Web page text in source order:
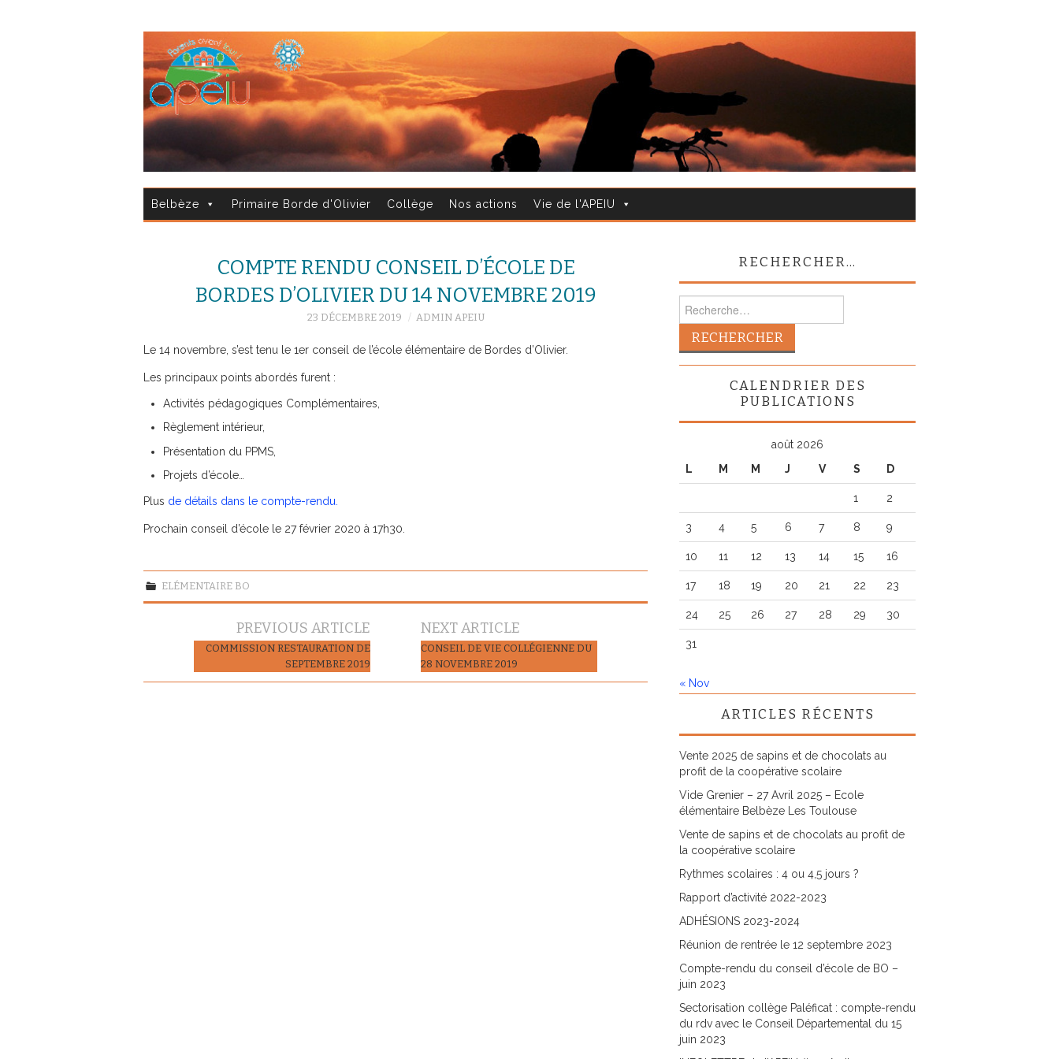
Belbèze Primaire Borde d'Olivier Collège Nos actions Vie de l'APEIU
COMPTE RENDU CONSEIL D’ÉCOLE DE
BORDES D’OLIVIER DU 14 NOVEMBRE 2019
23 DÉCEMBRE 2019 ADMIN APEIU
Le 14 novembre, s’est tenu le 1er conseil de l’école élémentaire de Bordes d’Olivier.
Les principaux points abordés furent :
Activités pédagogiques Complémentaires,
Règlement intérieur,
Présentation du PPMS,
Projets d’école…
Plus de détails dans le compte-rendu.
Prochain conseil d’école le 27 février 2020 à 17h30.
ELÉMENTAIRE BO
Navigation
articles
PREVIOUS ARTICLE
COMMISSION RESTAURATION DE
SEPTEMBRE 2019
NEXT ARTICLE
CONSEIL DE VIE COLLÉGIENNE DU
28 NOVEMBRE 2019
RECHERCHER…
CALENDRIER DES
PUBLICATIONS
août 2026
L
M M J V S D
1 2
3 4 5 6 7 8 9
10 11 12 13 14 15 16
17 18 19 20 21 22 23
24 25 26 27 28 29 30
31
« Nov
ARTICLES RÉCENTS
Vente 2025 de sapins et de chocolats au
profit de la coopérative scolaire
Vide Grenier – 27 Avril 2025 – Ecole
élémentaire Belbèze Les Toulouse
Vente de sapins et de chocolats au profit de
la coopérative scolaire
Rythmes scolaires : 4 ou 4,5 jours ?
Rapport d’activité 2022-2023
ADHÉSIONS 2023-2024
Réunion de rentrée le 12 septembre 2023
Compte-rendu du conseil d’école de BO –
juin 2023
Sectorisation collège Paléficat : compte-rendu
du rdv avec le Conseil Départemental du 15
juin 2023